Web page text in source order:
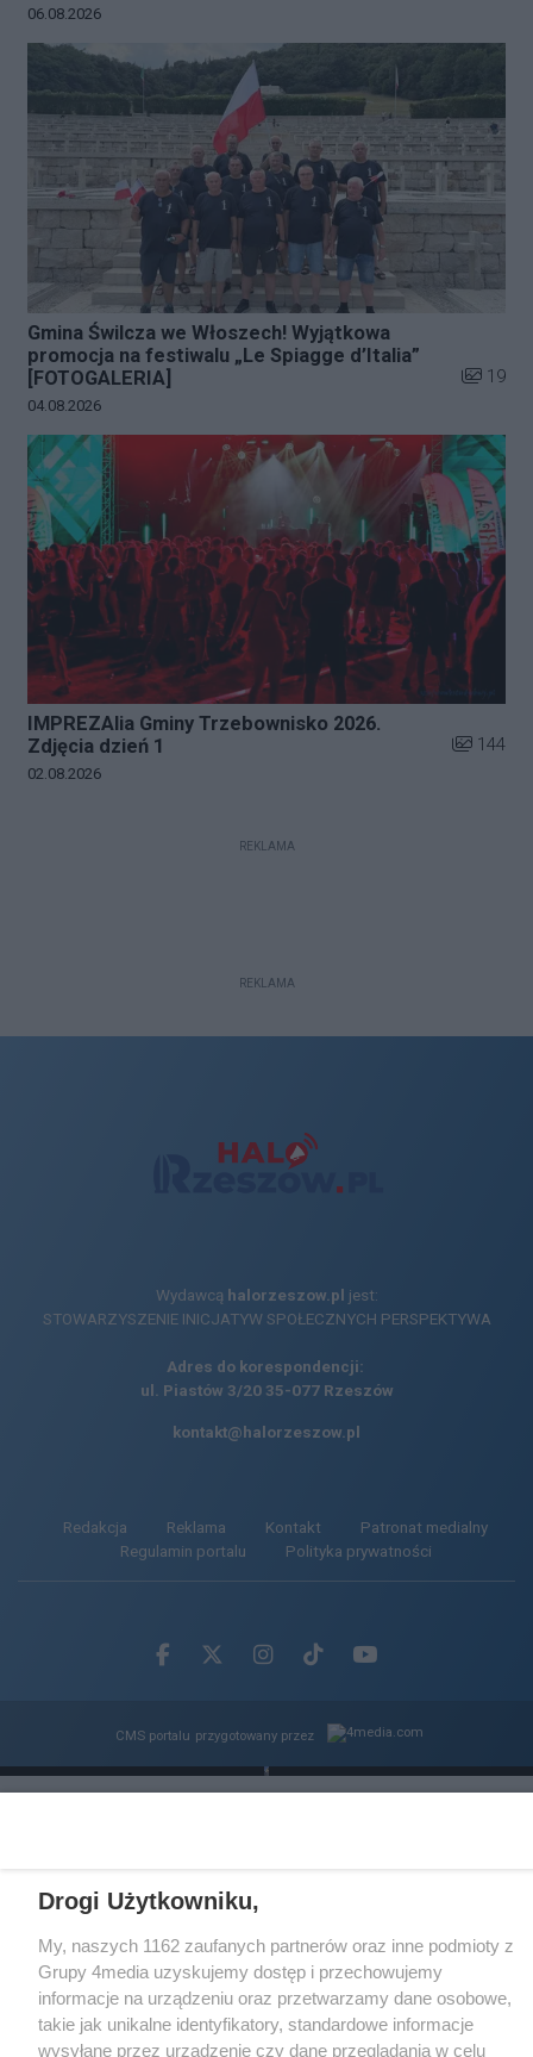
Data dodania galerii:
06.08.2026
Gmina Świlcza we Włoszech! Wyjątkowa
promocja na festiwalu „Le Spiagge d’Italia”
[FOTOGALERIA]
Liczba
19
Data dodania galerii:
04.08.2026
IMPREZAlia Gminy Trzebownisko 2026.
Zdjęcia dzień 1
Liczba
144
Data dodania galerii:
02.08.2026
REKLAMA
REKLAMA
Wydawcą halorzeszow.pl jest:
STOWARZYSZENIE INICJATYW SPOŁECZNYCH PERSPEKTYWA
Adres do korespondencji:
ul. Piastów 3/20 35-077 Rzeszów
kontakt@halorzeszow.pl
Redakcja Reklama Kontakt
Patronat medialny
Regulamin portalu
Polityka prywatności
Facebook.com
X.comInstagram.com
Tiktok.comYoutube.com
CMS portalu przygotowany przez
61.11%
Drogi Użytkowniku,
My, naszych 1162 zaufanych partnerów oraz inne podmioty z
Grupy 4media uzyskujemy dostęp i przechowujemy
informacje na urządzeniu oraz przetwarzamy dane osobowe,
takie jak unikalne identyfikatory, standardowe informacje
wysyłane przez urządzenie czy dane przeglądania w celu